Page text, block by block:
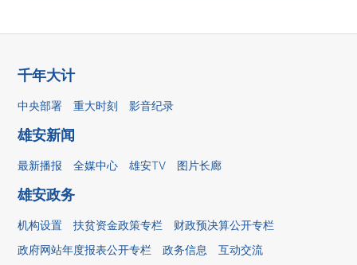
千年大计
中央部署 重大时刻 影音纪录
雄安新闻
最新播报 全媒中心 雄安TV 图片长廊
雄安政务
机构设置 扶贫资金政策专栏
财政预决算公开专栏
政府网站年度报表公开专栏
政务信息 互动交流